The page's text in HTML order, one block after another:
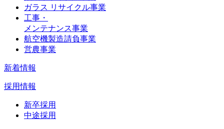
ガラス リサイクル事業
工事・
メンテナンス事業
航空機製造請負事業
営農事業
新着情報
採用情報
新卒採用
中途採用